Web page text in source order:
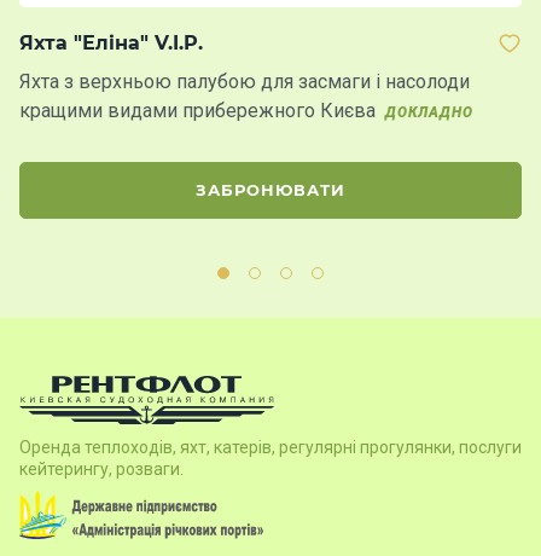
Яхта "Еліна" V.I.P.
Яхта з верхньою палубою для засмаги і насолоди
кращими видами прибережного Києва ДОКЛАДНО
ЗАБРОНЮВАТИ
Оренда теплоходів, яхт, катерів, регулярні прогулянки, послуги
кейтерингу, розваги.